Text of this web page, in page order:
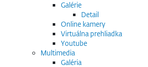
Galérie
Detail
Online kamery
Virtuálna prehliadka
Youtube
Multimedia
Galéria